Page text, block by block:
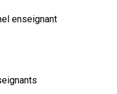
enseignant